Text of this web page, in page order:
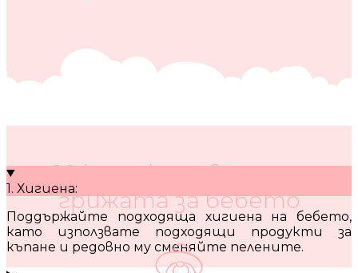
10 кратки съвета за
грижата за бебето
1. Хигиена:
Поддържайте подходяща хигиена на бебето,
като използвате подходящи продукти за
къпане и редовно му сменяйте пелените.